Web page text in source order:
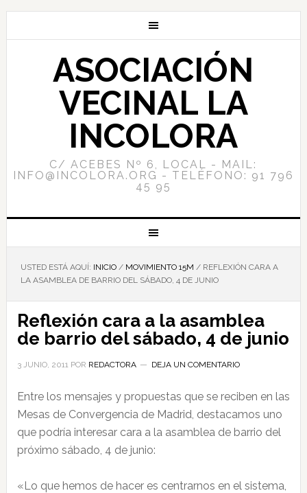
ASOCIACIÓN
VECINAL LA
INCOLORA
C/ ACEBES Nº 6, LOCAL - MAIL:
INFO@INCOLORA.ORG - TELÉFONO: 91 796
45 95
USTED ESTÁ AQUÍ: INICIO / MOVIMIENTO 15M /REFLEXIÓN CARA A
LA ASAMBLEA DE BARRIO DEL SÁBADO, 4 DE JUNIO
Reflexión cara a la asamblea
de barrio del sábado, 4 de junio
3 JUNIO, 2011POR REDACTORA DEJA UN COMENTARIO
Entre los mensajes y propuestas que se reciben en las
Mesas de Convergencia de Madrid, destacamos uno
que podría interesar cara a la asamblea de barrio del
próximo sábado, 4 de junio:
«Lo que hemos de hacer es centrarnos en el sistema,